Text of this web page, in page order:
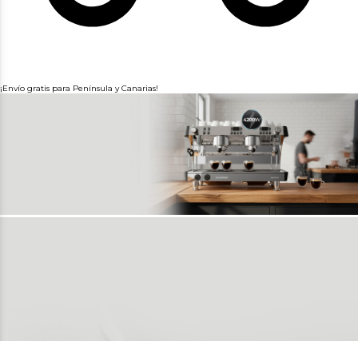
¡Envío gratis para Península y Canarias!